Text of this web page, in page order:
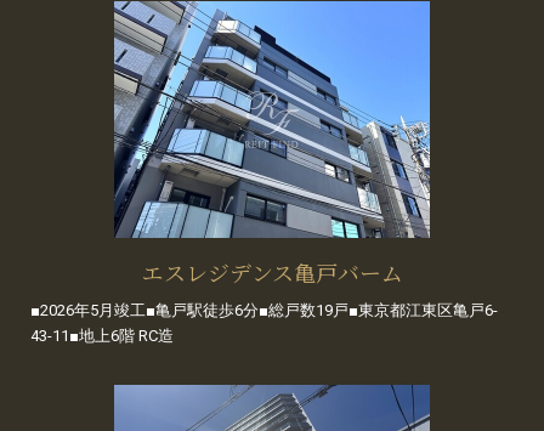
エスレジデンス亀戸バーム
■2026年5月竣工■亀戸駅徒歩6分■総戸数19戸■東京都江東区亀戸6-
43-11■地上6階 RC造